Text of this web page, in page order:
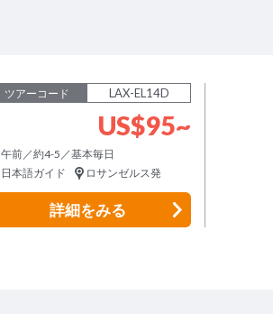
ツアーコード LAX-EL14D
US$95~
午前／約4-5／基本毎日
日本語ガイド
ロサンゼルス発
詳細をみる